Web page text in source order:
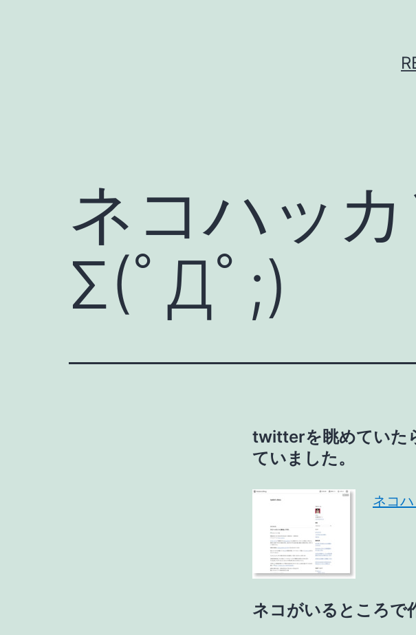
ネコハッ
Σ(ﾟДﾟ;)
twitterを眺めていた
ていました。
ネコ
ネコがいるところ